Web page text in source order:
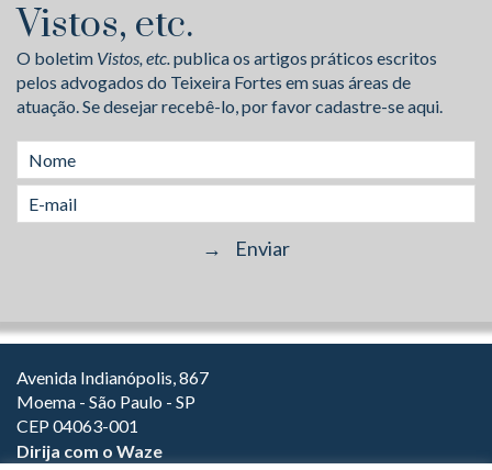
Vistos, etc.
O boletim Vistos, etc.publica os artigos práticos escritos
pelos advogados do Teixeira Fortes em suas áreas de
atuação. Se desejar recebê-lo, por favor cadastre-se aqui.
Avenida Indianópolis, 867
Moema - São Paulo - SP
CEP 04063-001
Dirija com o Waze